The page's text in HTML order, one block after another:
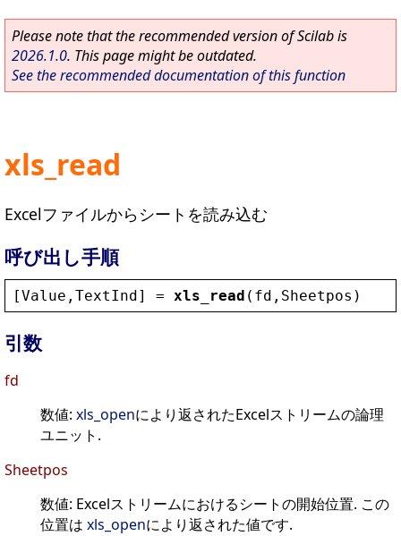
Please note that the recommended version of Scilab is
2026.1.0. This page might be outdated.
See the recommended documentation of this function
xls_read
Excelファイルからシートを読み込む
呼び出し手順
[Value , TextInd] = xls_read ( fd , Sheetpos )
引数
fd
数値: xls_openにより返されたExcelストリームの論理
ユニット.
Sheetpos
数値: Excelストリームにおけるシートの開始位置. この
位置は xls_openにより返された値です.